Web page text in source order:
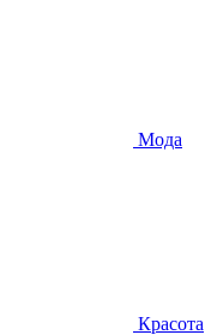
Мода
Красота